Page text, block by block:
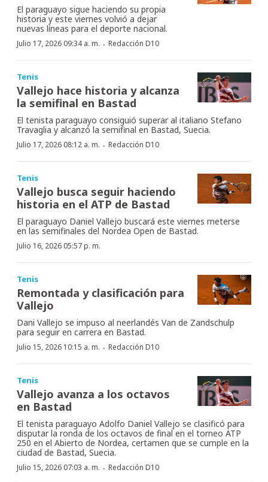
El paraguayo sigue haciendo su propia
historia y este viernes volvió a dejar
nuevas líneas para el deporte nacional.
Julio 17, 2026 09:34 a. m. · Redacción D10
Tenis
Vallejo hace historia y alcanza
la semifinal en Bastad
El tenista paraguayo consiguió superar al italiano Stefano
Travaglia y alcanzó la semifinal en Bastad, Suecia.
Julio 17, 2026 08:12 a. m. · Redacción D10
Tenis
Vallejo busca seguir haciendo
historia en el ATP de Bastad
El paraguayo Daniel Vallejo buscará este viernes meterse
en las semifinales del Nordea Open de Bastad.
Julio 16, 2026 05:57 p. m.
Tenis
Remontada y clasificación para
Vallejo
Dani Vallejo se impuso al neerlandés Van de Zandschulp
para seguir en carrera en Bastad.
Julio 15, 2026 10:15 a. m. · Redacción D10
Tenis
Vallejo avanza a los octavos
en Bastad
El tenista paraguayo Adolfo Daniel Vallejo se clasificó para
disputar la ronda de los octavos de final en el torneo ATP
250 en el Abierto de Nordea, certamen que se cumple en la
ciudad de Bastad, Suecia.
Julio 15, 2026 07:03 a. m. · Redacción D10